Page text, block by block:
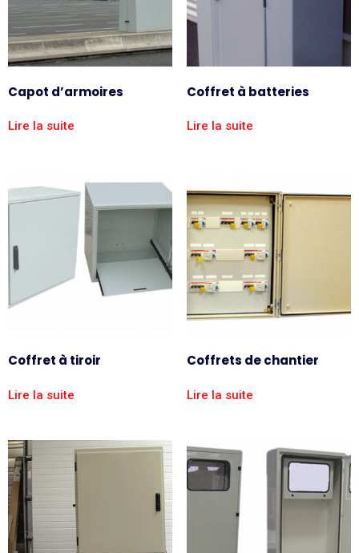
Capot d’armoires
Lire la suite
Coffret à batteries
Lire la suite
Coffret à tiroir
Lire la suite
Coffrets de chantier
Lire la suite